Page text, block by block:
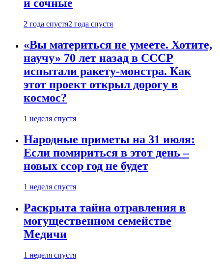
и сочные
2 года спустя2 года спустя
«Вы материться не умеете. Хотите,
научу» 70 лет назад в СССР
испытали ракету-монстра. Как
этот проект открыл дорогу в
космос?
1 неделя спустя
Народные приметы на 31 июля:
Если помириться в этот день –
новых ссор год не будет
1 неделя спустя
Раскрыта тайна отравления в
могущественном семействе
Медичи
1 неделя спустя